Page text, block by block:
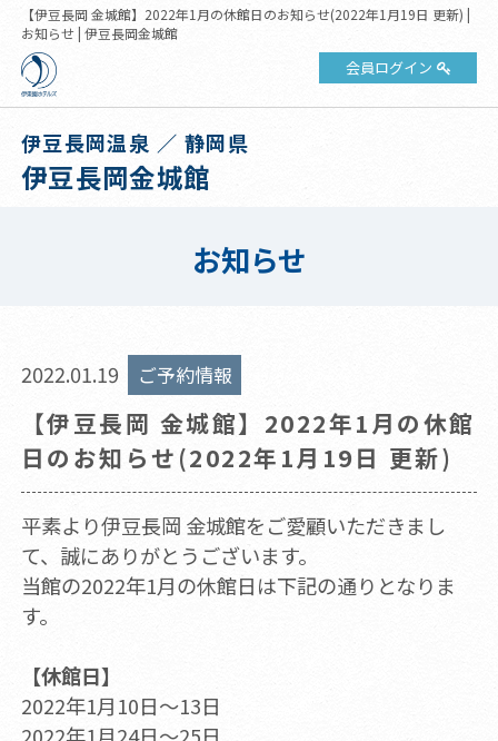
【伊豆長岡 金城館】2022年1月の休館日のお知らせ(2022年1月19日 更新) |
お知らせ | 伊豆長岡金城館
会員ログイン
伊豆長岡温泉 ／ 静岡県
伊豆長岡金城館
お知らせ
2022.01.19 ご予約情報
【伊豆長岡 金城館】2022年1月の休館
日のお知らせ(2022年1月19日 更新)
平素より伊豆長岡 金城館をご愛顧いただきまし
て、誠にありがとうございます。
当館の2022年1月の休館日は下記の通りとなりま
す。
【休館日】
2022年1月10日～13日